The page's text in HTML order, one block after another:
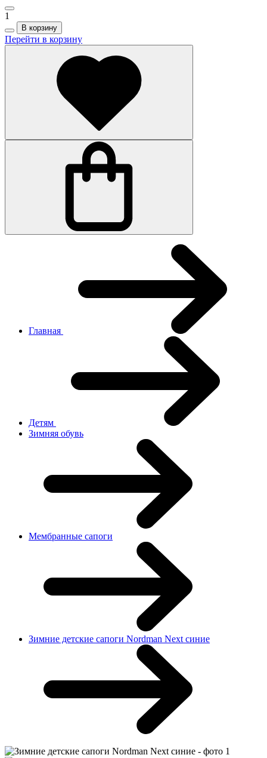
1
В корзину
Перейти в корзину
Главная
Детям
Зимняя обувь
Мембранные сапоги
Зимние детские сапоги Nordman Next синие